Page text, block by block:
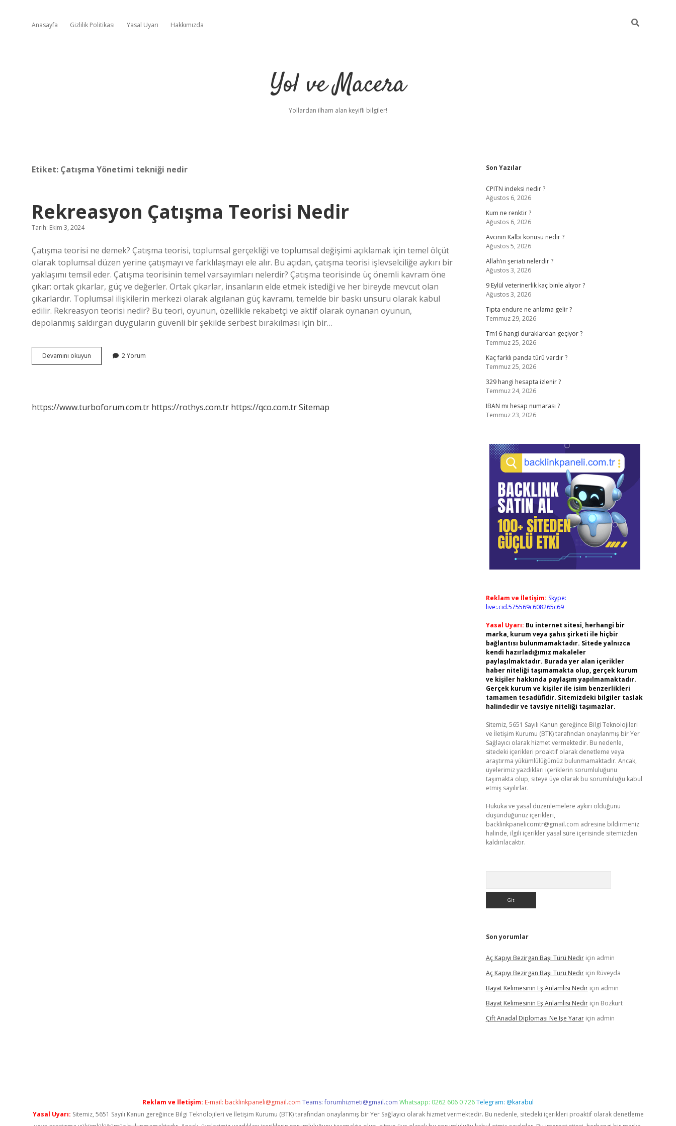
Anasayfa Gizlilik Politikası Yasal Uyarı Hakkımızda
Yol ve Macera
Yollardan ilham alan keyifli bilgiler!
Etiket: Çatışma Yönetimi tekniği nedir
Rekreasyon Çatışma Teorisi Nedir
Tarih: Ekim 3, 2024
Çatışma teorisi ne demek? Çatışma teorisi, toplumsal gerçekliği ve toplumsal değişimi açıklamak için temel ölçüt
olarak toplumsal düzen yerine çatışmayı ve farklılaşmayı ele alır. Bu açıdan, çatışma teorisi işlevselciliğe aykırı bir
yaklaşımı temsil eder. Çatışma teorisinin temel varsayımları nelerdir? Çatışma teorisinde üç önemli kavram öne
çıkar: ortak çıkarlar, güç ve değerler. Ortak çıkarlar, insanların elde etmek istediği ve her bireyde mevcut olan
çıkarlardır. Toplumsal ilişkilerin merkezi olarak algılanan güç kavramı, temelde bir baskı unsuru olarak kabul
edilir. Rekreasyon teorisi nedir? Bu teori, oyunun, özellikle rekabetçi ve aktif olarak oynanan oyunun,
depolanmış saldırgan duyguların güvenli bir şekilde serbest bırakılması için bir…
Devamını okuyun Rekreasyon
Çatışma
2 Yorum
https://www.turboforum.com.tr https://rothys.com.tr https://qco.com.trSitemap
Sidebar
Son Yazılar
CPITN indeksi nedir ?
Ağustos 6, 2026
Kum ne renktir ?
Ağustos 6, 2026
Avcının Kalbi konusu nedir ?
Ağustos 5, 2026
Allah’ın şeriatı nelerdir ?
Ağustos 3, 2026
9 Eylül veterinerlik kaç binle alıyor ?
Ağustos 3, 2026
Tıpta endure ne anlama gelir ?
Temmuz 29, 2026
Tm16 hangi duraklardan geçiyor ?
Temmuz 25, 2026
Kaç farklı panda türü vardır ?
Temmuz 25, 2026
329 hangi hesapta izlenir ?
Temmuz 24, 2026
IBAN mı hesap numarası ?
Temmuz 23, 2026
Reklam ve İletişim: Skype:
live:.cid.575569c608265c69
Yasal Uyarı: Bu internet sitesi, herhangi bir
marka, kurum veya şahıs şirketi ile hiçbir
bağlantısı bulunmamaktadır. Sitede yalnızca
kendi hazırladığımız makaleler
paylaşılmaktadır. Burada yer alan içerikler
haber niteliği taşımamakta olup, gerçek kurum
ve kişiler hakkında paylaşım yapılmamaktadır.
Gerçek kurum ve kişiler ile isim benzerlikleri
tamamen tesadüfidir. Sitemizdeki bilgiler taslak
halindedir ve tavsiye niteliği taşımazlar.
Sitemiz, 5651 Sayılı Kanun gereğince Bilgi Teknolojileri
ve İletişim Kurumu (BTK) tarafından onaylanmış bir Yer
Sağlayıcı olarak hizmet vermektedir. Bu nedenle,
sitedeki içerikleri proaktif olarak denetleme veya
araştırma yükümlülüğümüz bulunmamaktadır. Ancak,
üyelerimiz yazdıkları içeriklerin sorumluluğunu
taşımakta olup, siteye üye olarak bu sorumluluğu kabul
etmiş sayılırlar.
Hukuka ve yasal düzenlemelere aykırı olduğunu
düşündüğünüz içerikleri,
backlinkpanelicomtr@gmail.com adresine bildirmeniz
halinde, ilgili içerikler yasal süre içerisinde sitemizden
kaldırılacaktır.
Son yorumlar
Aç Kapıyı Bezirgan Başı Türü Nediriçin admin
Aç Kapıyı Bezirgan Başı Türü Nediriçin Rüveyda
Bayat Kelimesinin Eş Anlamlısı Nediriçin admin
Bayat Kelimesinin Eş Anlamlısı Nediriçin Bozkurt
Çift Anadal Diploması Ne Işe Yarariçin admin
Reklam ve İletişim: E-mail: backlinkpaneli@gmail.com Teams:forumhizmeti@gmail.com Whatsapp: 0262 606 0 726Telegram: @karabul
Yasal Uyarı: Sitemiz, 5651 Sayılı Kanun gereğince Bilgi Teknolojileri ve İletişim Kurumu (BTK) tarafından onaylanmış bir Yer Sağlayıcı olarak hizmet vermektedir. Bu nedenle, sitedeki içerikleri proaktif olarak denetleme